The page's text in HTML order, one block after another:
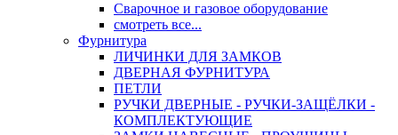
Сварочное и газовое оборудование
смотреть все...
Фурнитура
ЛИЧИНКИ ДЛЯ ЗАМКОВ
ДВЕРНАЯ ФУРНИТУРА
ПЕТЛИ
РУЧКИ ДВЕРНЫЕ - РУЧКИ-ЗАЩЁЛКИ -
КОМПЛЕКТУЮЩИЕ